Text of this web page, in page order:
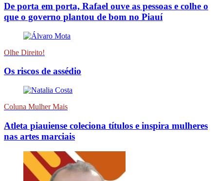
De porta em porta, Rafael ouve as pessoas e colhe o
que o governo plantou de bom no Piauí
Olhe Direito!
Os riscos de assédio
Coluna Mulher Mais
Atleta piauiense coleciona títulos e inspira mulheres
nas artes marciais